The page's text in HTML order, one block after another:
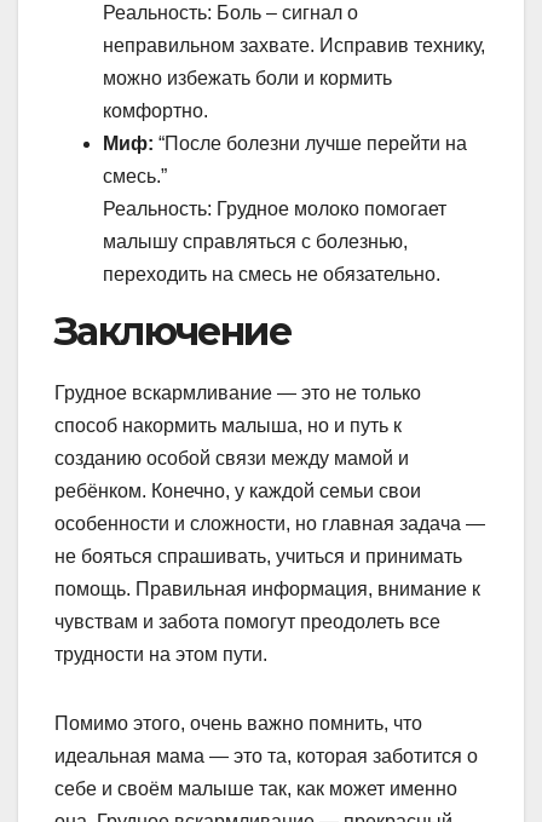
Реальность: Боль – сигнал о
неправильном захвате. Исправив технику,
можно избежать боли и кормить
комфортно.
Миф: “После болезни лучше перейти на
смесь.”
Реальность: Грудное молоко помогает
малышу справляться с болезнью,
переходить на смесь не обязательно.
Заключение
Грудное вскармливание — это не только
способ накормить малыша, но и путь к
созданию особой связи между мамой и
ребёнком. Конечно, у каждой семьи свои
особенности и сложности, но главная задача —
не бояться спрашивать, учиться и принимать
помощь. Правильная информация, внимание к
чувствам и забота помогут преодолеть все
трудности на этом пути.
Помимо этого, очень важно помнить, что
идеальная мама — это та, которая заботится о
себе и своём малыше так, как может именно